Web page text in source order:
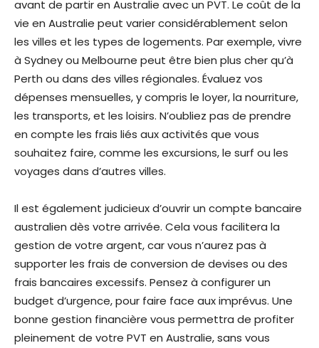
avant de partir en Australie avec un PVT. Le coût de la
vie en Australie peut varier considérablement selon
les villes et les types de logements. Par exemple, vivre
à Sydney ou Melbourne peut être bien plus cher qu’à
Perth ou dans des villes régionales. Évaluez vos
dépenses mensuelles, y compris le loyer, la nourriture,
les transports, et les loisirs. N’oubliez pas de prendre
en compte les frais liés aux activités que vous
souhaitez faire, comme les excursions, le surf ou les
voyages dans d’autres villes.
Il est également judicieux d’ouvrir un compte bancaire
australien dès votre arrivée. Cela vous facilitera la
gestion de votre argent, car vous n’aurez pas à
supporter les frais de conversion de devises ou des
frais bancaires excessifs. Pensez à configurer un
budget d’urgence, pour faire face aux imprévus. Une
bonne gestion financière vous permettra de profiter
pleinement de votre PVT en Australie, sans vous